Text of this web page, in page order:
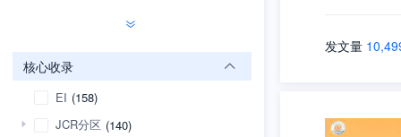
核心收录
EI (158)
JCR分区 (140)
发文量